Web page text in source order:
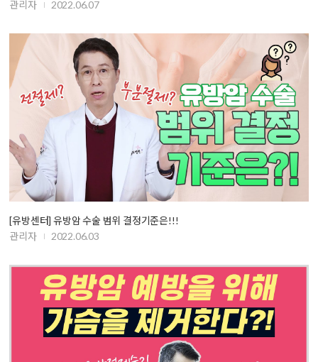
관리자 2022.06.07
[유방센터] 유방암 수술 범위 결정기준은!!!
관리자
2022.06.03